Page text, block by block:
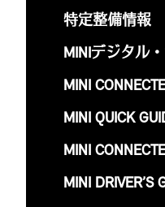
特定整備情報
MINIデジタル
MINI
MINI QUICK
MINI
MINI DRIVER’S